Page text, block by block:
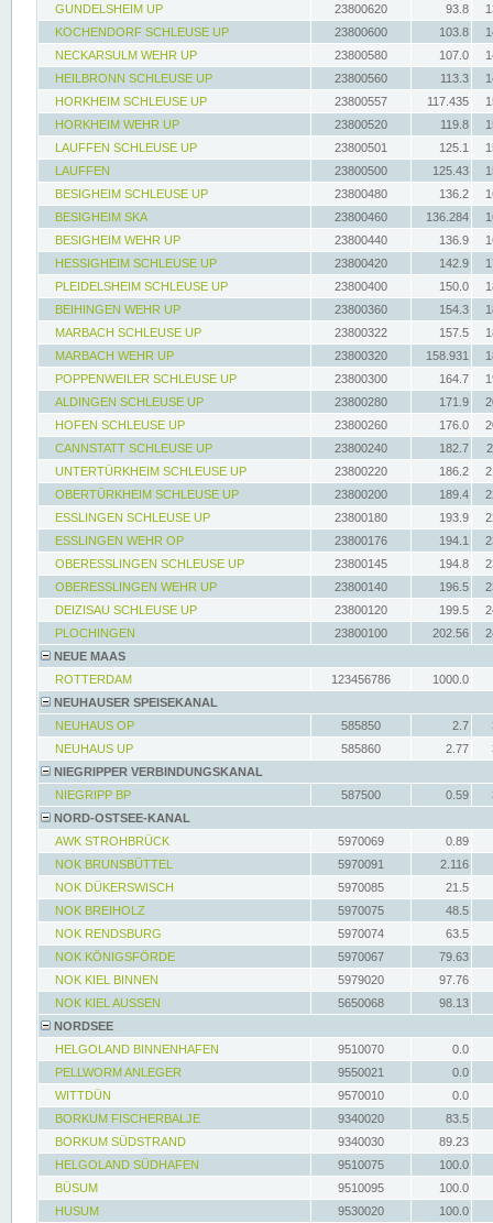
GUNDELSHEIM UP
23800620 93.8
KOCHENDORF SCHLEUSE UP
23800600 103.8
NECKARSULM WEHR UP
23800580 107.0
HEILBRONN SCHLEUSE UP
23800560 113.3
HORKHEIM SCHLEUSE UP
23800557 117.435
HORKHEIM WEHR UP
23800520 119.8
LAUFFEN SCHLEUSE UP
23800501 125.1
LAUFFEN
23800500 125.43
BESIGHEIM SCHLEUSE UP
23800480 136.2
BESIGHEIM SKA
23800460 136.284
BESIGHEIM WEHR UP
23800440 136.9
HESSIGHEIM SCHLEUSE UP
23800420 142.9
PLEIDELSHEIM SCHLEUSE UP
23800400 150.0
BEIHINGEN WEHR UP
23800360 154.3
MARBACH SCHLEUSE UP
23800322 157.5
MARBACH WEHR UP
23800320 158.931
POPPENWEILER SCHLEUSE UP
23800300 164.7
ALDINGEN SCHLEUSE UP
23800280 171.9
HOFEN SCHLEUSE UP
23800260 176.0
CANNSTATT SCHLEUSE UP
23800240 182.7
UNTERTÜRKHEIM SCHLEUSE UP
23800220 186.2
OBERTÜRKHEIM SCHLEUSE UP
23800200 189.4
ESSLINGEN SCHLEUSE UP
23800180 193.9
ESSLINGEN WEHR OP
23800176 194.1
OBERESSLINGEN SCHLEUSE UP
23800145 194.8
OBERESSLINGEN WEHR UP
23800140 196.5
DEIZISAU SCHLEUSE UP
23800120 199.5
PLOCHINGEN
23800100 202.56
NEUE MAAS
ROTTERDAM
123456786
1000.0
NEUHAUSER SPEISEKANAL
NEUHAUS OP
585850 2.7
NEUHAUS UP
585860 2.77
NIEGRIPPER VERBINDUNGSKANAL
NIEGRIPP BP
587500 0.59
NORD-OSTSEE-KANAL
AWK STROHBRÜCK
5970069
0.89
NOK BRUNSBÜTTEL
5970091
2.116
NOK DÜKERSWISCH
5970085
21.5
NOK BREIHOLZ
5970075
48.5
NOK RENDSBURG
5970074
63.5
NOK KÖNIGSFÖRDE
5970067
79.63
NOK KIEL BINNEN
5979020
97.76
NOK KIEL AUSSEN
5650068
98.13
NORDSEE
HELGOLAND BINNENHAFEN
9510070
0.0
PELLWORM ANLEGER
9550021
0.0
WITTDÜN
9570010
0.0
BORKUM FISCHERBALJE
9340020
83.5
BORKUM SÜDSTRAND
9340030
89.23
HELGOLAND SÜDHAFEN
9510075
100.0
BÜSUM
9510095
100.0
HUSUM
9530020 100.0